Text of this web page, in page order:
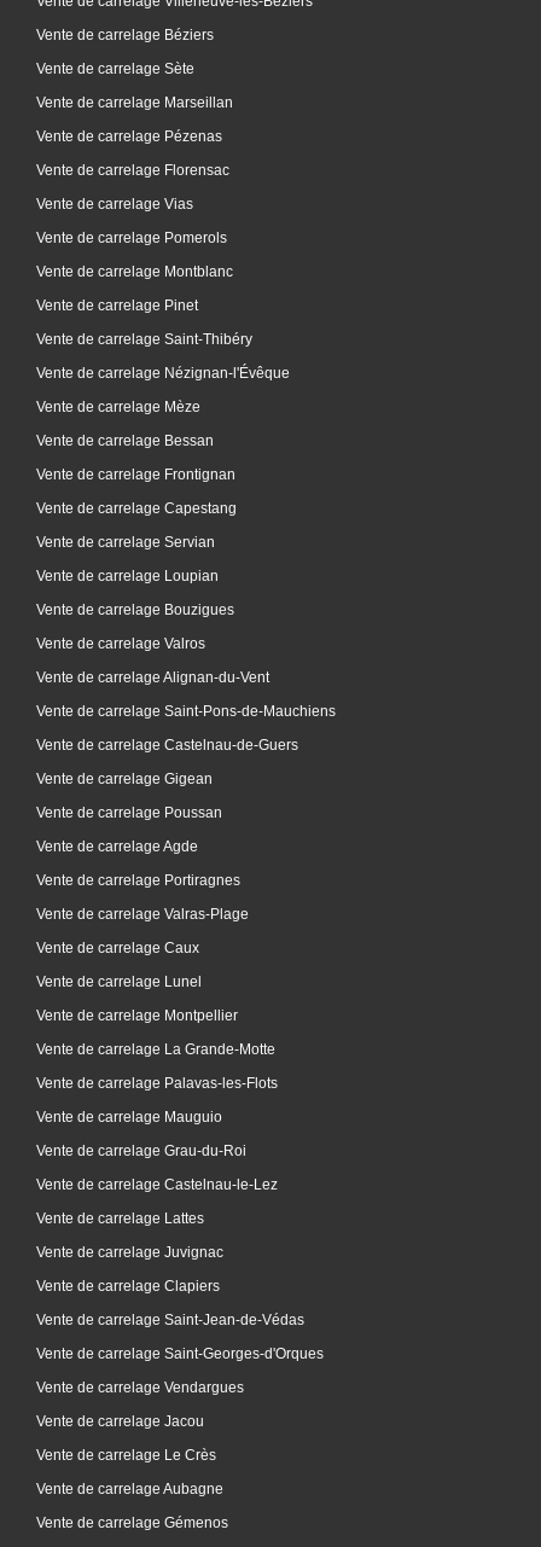
Vente de carrelage Béziers
Vente de carrelage Sète
Vente de carrelage Marseillan
Vente de carrelage Pézenas
Vente de carrelage Florensac
Vente de carrelage Vias
Vente de carrelage Pomerols
Vente de carrelage Montblanc
Vente de carrelage Pinet
Vente de carrelage Saint-Thibéry
Vente de carrelage Nézignan-l'Évêque
Vente de carrelage Mèze
Vente de carrelage Bessan
Vente de carrelage Frontignan
Vente de carrelage Capestang
Vente de carrelage Servian
Vente de carrelage Loupian
Vente de carrelage Bouzigues
Vente de carrelage Valros
Vente de carrelage Alignan-du-Vent
Vente de carrelage Saint-Pons-de-Mauchiens
Vente de carrelage Castelnau-de-Guers
Vente de carrelage Gigean
Vente de carrelage Poussan
Vente de carrelage Agde
Vente de carrelage Portiragnes
Vente de carrelage Valras-Plage
Vente de carrelage Caux
Vente de carrelage Lunel
Vente de carrelage Montpellier
Vente de carrelage La Grande-Motte
Vente de carrelage Palavas-les-Flots
Vente de carrelage Mauguio
Vente de carrelage Grau-du-Roi
Vente de carrelage Castelnau-le-Lez
Vente de carrelage Lattes
Vente de carrelage Juvignac
Vente de carrelage Clapiers
Vente de carrelage Saint-Jean-de-Védas
Vente de carrelage Saint-Georges-d'Orques
Vente de carrelage Vendargues
Vente de carrelage Jacou
Vente de carrelage Le Crès
Vente de carrelage Aubagne
Vente de carrelage Gémenos